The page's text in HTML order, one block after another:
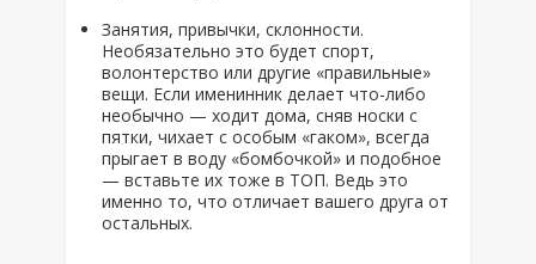
Занятия, привычки, склонности.
Необязательно это будет спорт,
волонтерство или другие «правильные»
вещи. Если именинник делает что-либо
необычно — ходит дома, сняв носки с
пятки, чихает с особым «гаком», всегда
прыгает в воду «бомбочкой» и подобное
— вставьте их тоже в ТОП. Ведь это
именно то, что отличает вашего друга от
остальных.